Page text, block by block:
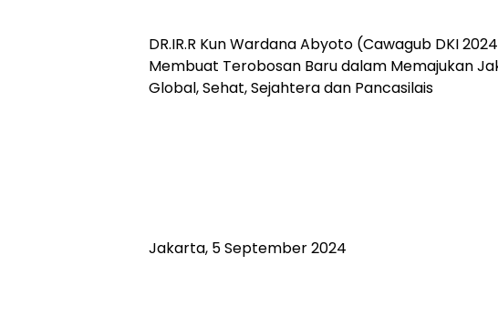
DR.IR.R Kun Wardana Abyoto (Cawagub DKI
Membuat Terobosan Baru dalam Memajukan
Global, Sehat, Sejahtera dan Pancasilais
Jakarta, 5 September 2024